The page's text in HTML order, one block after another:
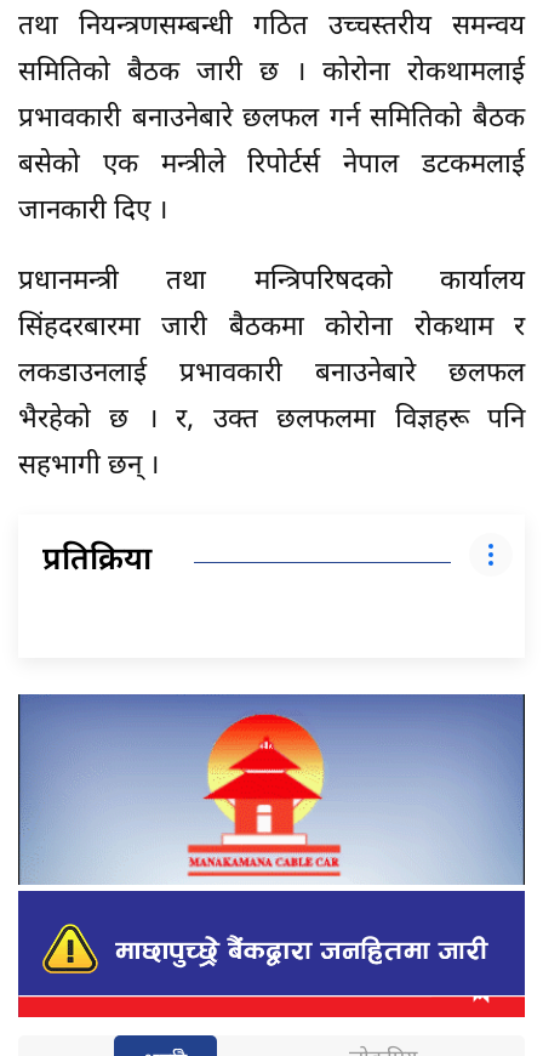
तथा नियन्त्रणसम्बन्धी गठित उच्चस्तरीय समन्वय
समितिको बैठक जारी छ । कोरोना रोकथामलाई
प्रभावकारी बनाउनेबारे छलफल गर्न समितिको बैठक
बसेको एक मन्त्रीले रिपोर्टर्स नेपाल डटकमलाई
जानकारी दिए ।
प्रधानमन्त्री तथा मन्त्रिपरिषदको कार्यालय
सिंहदरबारमा जारी बैठकमा कोरोना रोकथाम र
लकडाउनलाई प्रभावकारी बनाउनेबारे छलफल
भैरहेको छ । र, उक्त छलफलमा विज्ञहरू पनि
सहभागी छन् ।
प्रतिक्रिया